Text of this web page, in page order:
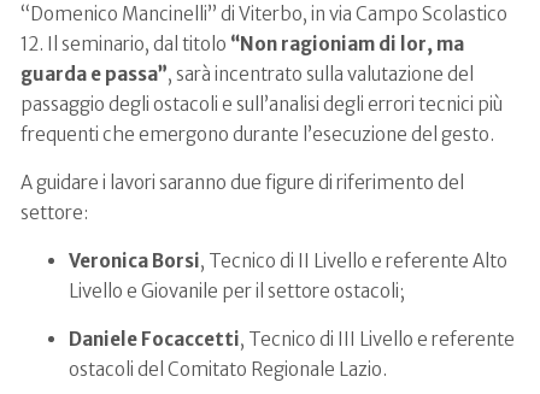
“Domenico Mancinelli” di Viterbo, in via Campo Scolastico
12. Il seminario, dal titolo “Non ragioniam di lor, ma
guarda e passa”, sarà incentrato sulla valutazione del
passaggio degli ostacoli e sull’analisi degli errori tecnici più
frequenti che emergono durante l’esecuzione del gesto.
A guidare i lavori saranno due figure di riferimento del
settore:
Veronica Borsi, Tecnico di II Livello e referente Alto
Livello e Giovanile per il settore ostacoli;
Daniele Focaccetti, Tecnico di III Livello e referente
ostacoli del Comitato Regionale Lazio.